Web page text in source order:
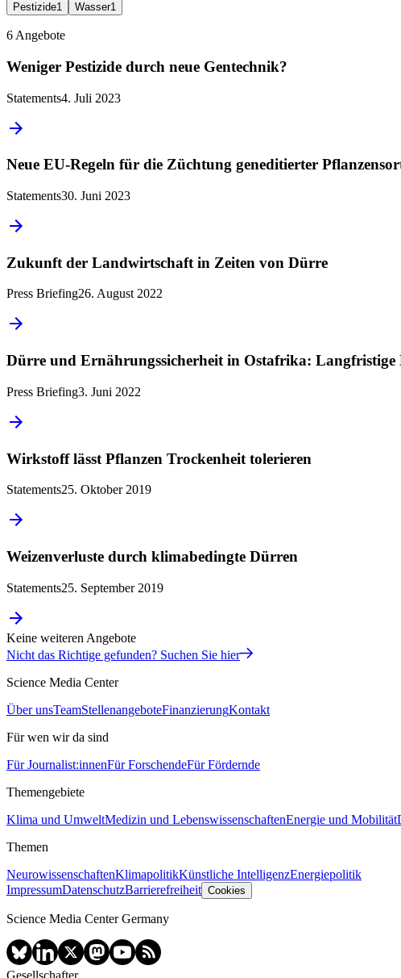
Pestizide1 Wasser1
6 Angebote
Weniger Pestizide durch neue Gentechnik?
Statements4. Juli 2023
Neue EU-Regeln für die Züchtung geneditierter
Statements30. Juni 2023
Zukunft der Landwirtschaft in Zeiten von Dürre
Press Briefing26. August 2022
Dürre und Ernährungssicherheit in Ostafrika: Langfristige
Press Briefing3. Juni 2022
Wirkstoff lässt Pflanzen Trockenheit tolerieren
Statements25. Oktober 2019
Weizenverluste durch klimabedingte Dürren
Statements25. September 2019
Keine weiteren Angebote
Nicht das Richtige gefunden? Suchen Sie hier
Science Media Center
Über unsTeamStellenangeboteFinanzierungKontakt
Für wen wir da sind
Für Journalist:innenFür ForschendeFür Fördernde
Themengebiete
Klima und UmweltMedizin und LebenswissenschaftenEnergie und Mobilität
Themen
NeurowissenschaftenKlimapolitikKünstliche IntelligenzEnergiepolitik
ImpressumDatenschutzBarrierefreiheit Cookies
Science Media Center Germany
Gesellschafter